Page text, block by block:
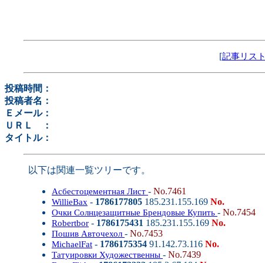
[記事リスト
投稿時間：
投稿者名：
Ｅメール：
ＵＲＬ ：
タイトル：
以下は関連一覧ツリーです。
Асбестоцементная Лист - No.7461
WillieBax - 1786177805 185.231.155.169 No.
Очки Солнцезащитные Брендовые Купить - No.7454
Robertbor - 1786175431 185.231.155.169 No.
Пошив Авточехол - No.7453
MichaelFat - 1786175354 91.142.73.116 No.
Татуировки Художественны - No.7439